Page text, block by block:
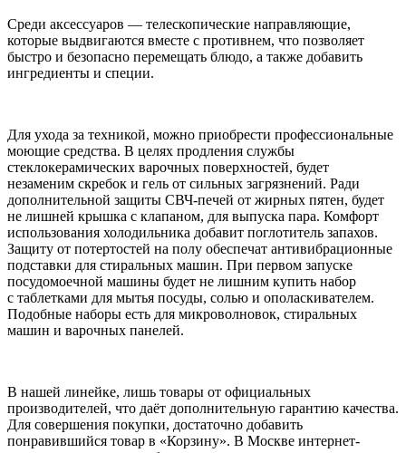
Среди аксессуаров — телескопические направляющие,
которые выдвигаются вместе с противнем, что позволяет
быстро и безопасно перемещать блюдо, а также добавить
ингредиенты и специи.
Для ухода за техникой, можно приобрести профессиональные
моющие средства. В целях продления службы
стеклокерамических варочных поверхностей, будет
незаменим скребок и гель от сильных загрязнений. Ради
дополнительной защиты СВЧ-печей от жирных пятен, будет
не лишней крышка с клапаном, для выпуска пара. Комфорт
использования холодильника добавит поглотитель запахов.
Защиту от потертостей на полу обеспечат антивибрационные
подставки для стиральных машин. При первом запуске
посудомоечной машины будет не лишним купить набор
с таблетками для мытья посуды, солью и ополаскивателем.
Подобные наборы есть для микроволновок, стиральных
машин и варочных панелей.
В нашей линейке, лишь товары от официальных
производителей, что даёт дополнительную гарантию качества.
Для совершения покупки, достаточно добавить
понравившийся товар в «Корзину». В Москве интернет-